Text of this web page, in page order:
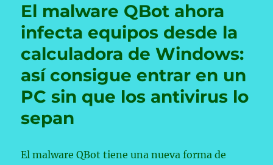
El malware QBot ahora
infecta equipos desde la
calculadora de Windows:
así consigue entrar en un
PC sin que los antivirus lo
sepan
El malware QBot tiene una nueva forma de